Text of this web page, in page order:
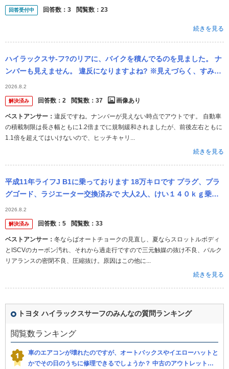
サー...
回答受付中 回答数： 3 閲覧数： 23
続きを見る
ハイラックスサ-フ?のリアに、バイクを積んでるのを見ました。 ナ
ンバーも見えません。 違反になりますよね? ※見えづらく、すみま
せん。
2026.8.2
解決済み 回答数： 2 閲覧数： 37 画像あり
ベストアンサー： 違反ですね。ナンバーが見えない時点でアウトです。 自動車
の積載制限は長さ幅ともに1.2倍までに規制緩和されましたが、前後左右ともに
1.1倍を超えてはいけないので、ヒッチキャリ...
続きを見る
平成11年ライフJ B1に乗っております 18万キロです プラグ、プラ
グゴード、ラジエーター交換済みで 大人2人、けい１４０ｋｇ乗車
して 平坦な高速道路をベタ踏みしても90kしかでません 冬の...
2026.8.2
解決済み 回答数： 5 閲覧数： 33
ベストアンサー： 冬ならばオートチョークの見直し、夏ならスロットルボディ
とISCVのカーボン汚れ、それから過走行ですので三元触媒の抜け不良、バルク
リアランスの密閉不良、圧縮抜け。原因はこの他に...
続きを見る
トヨタ ハイラックスサーフのみんなの質問ランキング
閲覧数ランキング
車のエアコンが壊れたのですが、オートバックスやイエローハットと
かでその日のうちに修理できるでしょうか？ 中古のアウトレット車